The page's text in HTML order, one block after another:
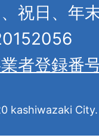
、祝日、年
者登録番
kashiwazaki